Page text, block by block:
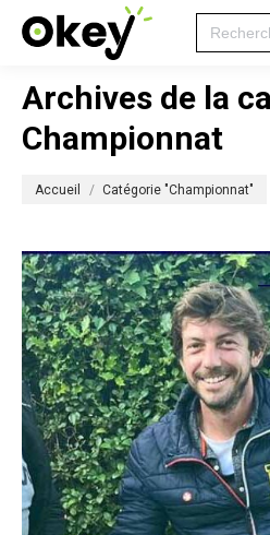
Search
for:
Archives de la
Championnat
Accueil Catégorie "Championnat"